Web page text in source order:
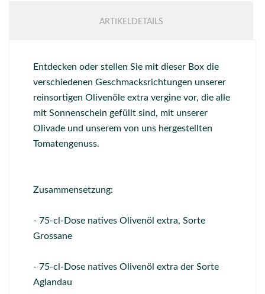
ARTIKELDETAILS
Entdecken oder stellen Sie mit dieser Box die
verschiedenen Geschmacksrichtungen unserer
reinsortigen Olivenöle extra vergine vor, die alle
mit Sonnenschein gefüllt sind, mit unserer
Olivade und unserem von uns hergestellten
Tomatengenuss.
Zusammensetzung:
- 75-cl-Dose natives Olivenöl extra, Sorte
Grossane
- 75-cl-Dose natives Olivenöl extra der Sorte
Aglandau